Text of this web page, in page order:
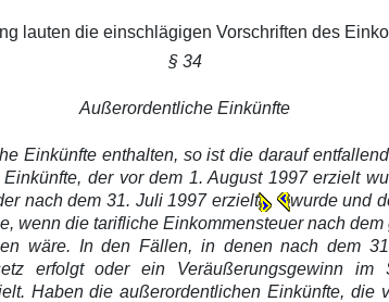
lauten die einschlägigen Vorschriften des
§ 34
Außerordentliche Einkünfte
Einkünfte enthalten, so ist die darauf
der vor dem 1. August 1997 erzielt
nach dem 31. Juli 1997 erzielt
wurde und
wenn die tarifliche Einkommensteuer nach
wäre. In den Fällen, in denen nach dem
erfolgt oder ein
Haben die außerordentlichen Einkünfte,